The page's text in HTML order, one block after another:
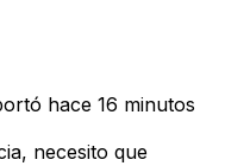
hace 16 minutos
necesito que